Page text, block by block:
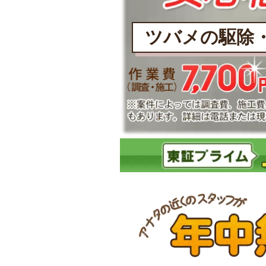
ツバメの駆除